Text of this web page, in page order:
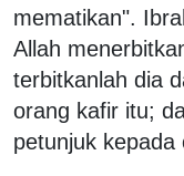
mematikan".
Allah
terbitkanlah dia
orang kafir itu;
petunjuk